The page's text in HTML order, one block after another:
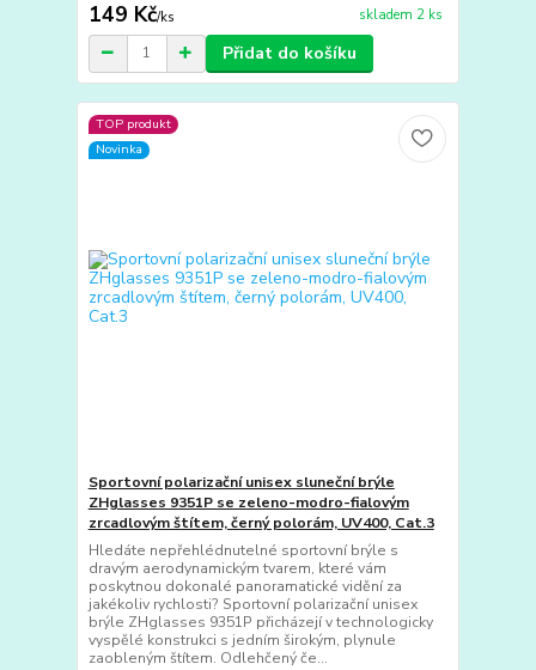
149 Kč/ks skladem 2 ks
Přidat do košíku
TOP produkt
Novinka
Sportovní polarizační unisex sluneční brýle
ZHglasses 9351P se zeleno-modro-fialovým
zrcadlovým štítem, černý polorám, UV400, Cat.3
Hledáte nepřehlédnutelné sportovní brýle s
dravým aerodynamickým tvarem, které vám
poskytnou dokonalé panoramatické vidění za
jakékoliv rychlosti? Sportovní polarizační unisex
brýle ZHglasses 9351P přicházejí v technologicky
vyspělé konstrukci s jedním širokým, plynule
zaobleným štítem. Odlehčený če...